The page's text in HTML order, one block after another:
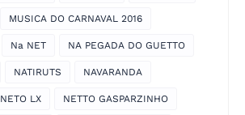
MUSICA DO CARNAVAL 2016
Na NET NA PEGADA DO GUETTO
NATIRUTS NAVARANDA
NETO LX NETTO GASPARZINHO